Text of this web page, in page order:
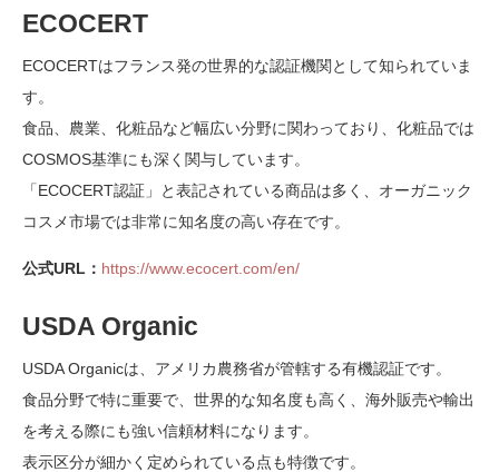
ECOCERT
ECOCERTはフランス発の世界的な認証機関として知られていま
す。
食品、農業、化粧品など幅広い分野に関わっており、化粧品では
COSMOS基準にも深く関与しています。
「ECOCERT認証」と表記されている商品は多く、オーガニック
コスメ市場では非常に知名度の高い存在です。
公式URL： https://www.ecocert.com/en/
USDA Organic
USDA Organicは、アメリカ農務省が管轄する有機認証です。
食品分野で特に重要で、世界的な知名度も高く、海外販売や輸出
を考える際にも強い信頼材料になります。
表示区分が細かく定められている点も特徴です。